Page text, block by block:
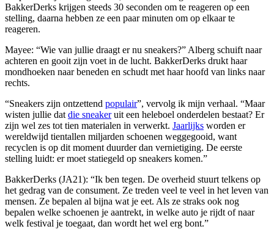
BakkerDerks krijgen steeds 30 seconden om te reageren op een
stelling, daarna hebben ze een paar minuten om op elkaar te
reageren.
Mayee: “Wie van jullie draagt er nu sneakers?” Alberg schuift naar
achteren en gooit zijn voet in de lucht. BakkerDerks drukt haar
mondhoeken naar beneden en schudt met haar hoofd van links naar
rechts.
“Sneakers zijn ontzettend populair”, vervolg ik mijn verhaal. “Maar
wisten jullie dat die sneakeruit een heleboel onderdelen bestaat? Er
zijn wel zes tot tien materialen in verwerkt. Jaarlijks worden er
wereldwijd tientallen miljarden schoenen weggegooid, want
recyclen is op dit moment duurder dan vernietiging. De eerste
stelling luidt: er moet statiegeld op sneakers komen.”
BakkerDerks (JA21): “Ik ben tegen. De overheid stuurt telkens op
het gedrag van de consument. Ze treden veel te veel in het leven van
mensen. Ze bepalen al bijna wat je eet. Als ze straks ook nog
bepalen welke schoenen je aantrekt, in welke auto je rijdt of naar
welk festival je toegaat, dan wordt het wel erg bont.”